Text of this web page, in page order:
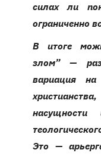
силах ли
ограниченно
В итоге
злом” —
вариация на
насущности
Это —